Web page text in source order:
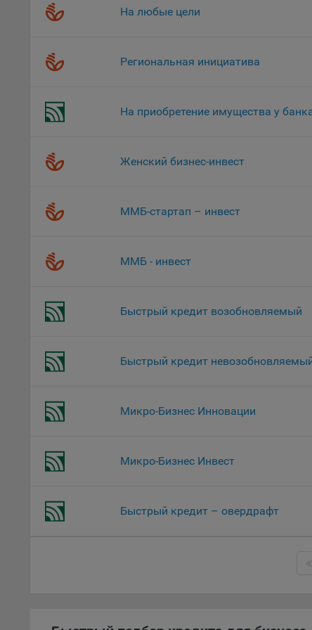
На любые цели
Региональная инициатива
На приобретение имущества у
Женский бизнес-инвест
ММБ-стартап – инвест
ММБ - инвест
Быстрый кредит возобновляемый
Быстрый кредит
Микро-Бизнес Инновации
Микро-Бизнес Инвест
Быстрый кредит – овердрафт